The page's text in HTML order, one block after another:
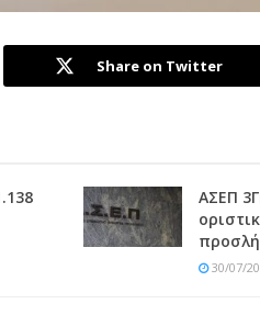
Share on Twitter
ΑΣΕΠ
30/07/